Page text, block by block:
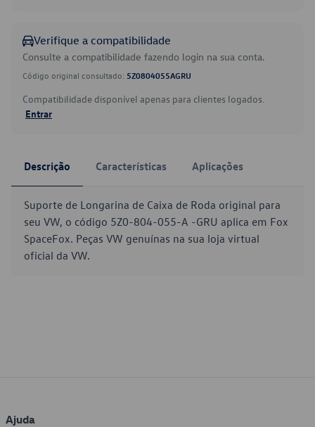
Verifique a compatibilidade
Consulte a compatibilidade fazendo login na sua conta.
Código original consultado: 5Z0804055AGRU
Compatibilidade disponível apenas para clientes logados.
Entrar
Descrição Características Aplicações
Suporte de Longarina de Caixa de Roda original para
seu VW, o código 5Z0-804-055-A -GRU aplica em Fox
SpaceFox. Peças VW genuínas na sua loja virtual
oficial da VW.
Ajuda